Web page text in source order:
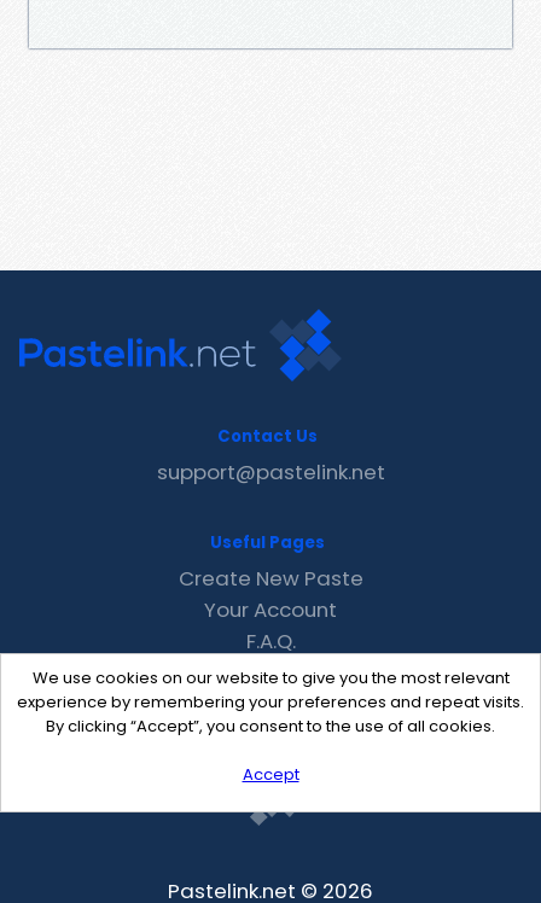
We use cookies on our website to give you the most relevant
experience by remembering your preferences and repeat visits.
By clicking “Accept”, you consent to the use of all cookies.
Accept
Contact Us
support@pastelink.net
Useful Pages
Create New Paste
Your Account
F.A.Q.
Recent
Contact
Pastelink.net © 2026